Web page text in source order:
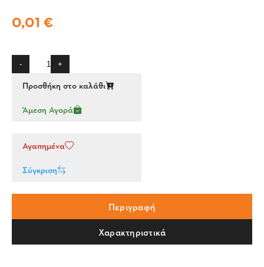
0,01 €
- +
Προσθήκη στο καλάθι
Άμεση Αγορά
Αγαπημένα
Σύγκριση
Περιγραφή
Χαρακτηριστικά